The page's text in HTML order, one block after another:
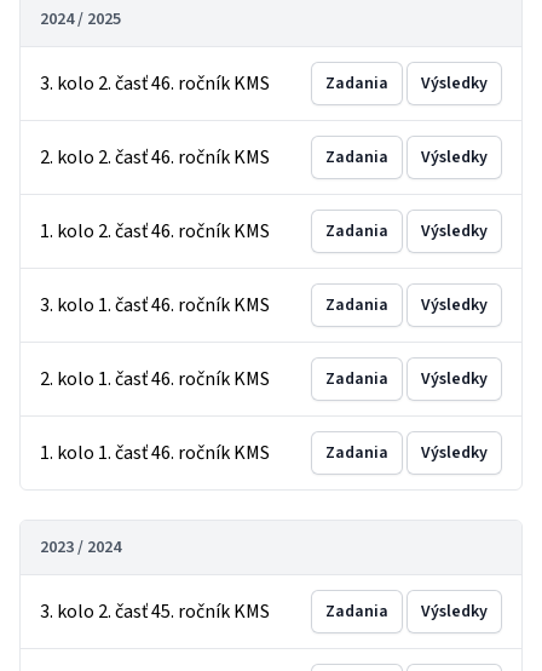
2024 / 2025
3. kolo 2. časť 46. ročník KMS Zadania Výsledky
2. kolo 2. časť 46. ročník KMS Zadania Výsledky
1. kolo 2. časť 46. ročník KMS Zadania Výsledky
3. kolo 1. časť 46. ročník KMS Zadania Výsledky
2. kolo 1. časť 46. ročník KMS Zadania Výsledky
1. kolo 1. časť 46. ročník KMS Zadania Výsledky
2023 / 2024
3. kolo 2. časť 45. ročník KMS Zadania Výsledky